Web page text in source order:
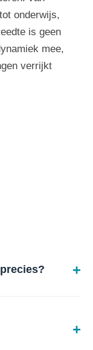
onderwijs,
is geen
mee,
verrijkt